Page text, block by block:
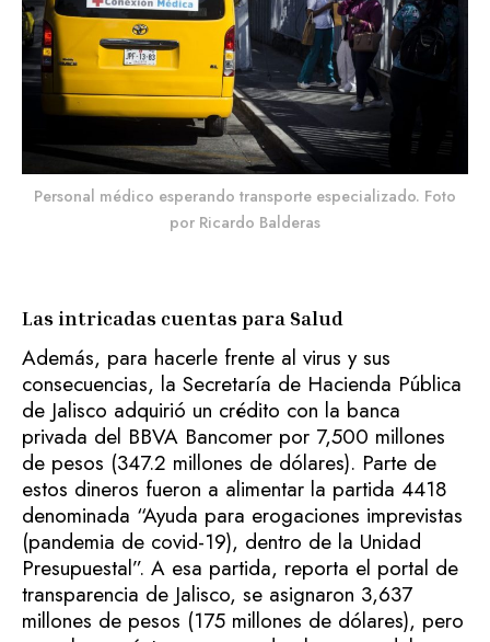
Personal médico esperando transporte especializado. Foto
por Ricardo Balderas
Las intricadas cuentas para Salud
Además, para hacerle frente al virus y sus
consecuencias, la Secretaría de Hacienda Pública
de Jalisco adquirió un crédito con la banca
privada del BBVA Bancomer por 7,500 millones
de pesos (347.2 millones de dólares). Parte de
estos dineros fueron a alimentar la partida 4418
denominada “Ayuda para erogaciones imprevistas
(pandemia de covid-19), dentro de la Unidad
Presupuestal”. A esa partida, reporta el portal de
transparencia de Jalisco, se asignaron 3,637
millones de pesos (175 millones de dólares), pero